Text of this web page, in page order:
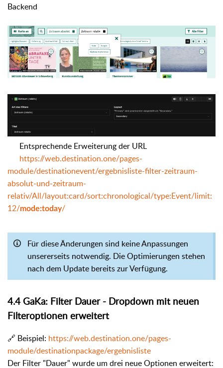
Backend
Entsprechende Erweiterung der URL
https://web.destination.one/pages-
module/destinationevent/ergebnisliste-filter-zeitraum-
absolut-und-zeitraum-
relativ/All/layout:card/sort:chronological/type:Event/limit:
12/mode:today/
Für diese Änderungen sind keine Anpassungen
unsererseits notwendig. Die Optimierungen stehen
nach dem Update bereits zur Verfügung.
4.4 GaKa: Filter Dauer - Dropdown mit neuen
Filteroptionen erweitert
🔗 Beispiel: https://web.destination.one/pages-
module/destinationpackage/ergebnisliste
Der Filter "Dauer" wurde um drei neue Optionen erweitert: